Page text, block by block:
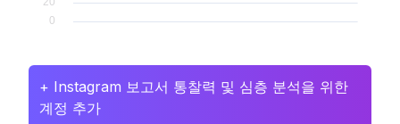
+ Instagram 보고서 통찰력 및 심층 분석을 위한
계정 추가